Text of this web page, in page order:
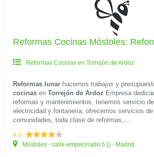
Reformas Cocinas Móstoles:
Reformas Cocinas en Torrejón de Ardoz
Reformas lunar hacemos trabajos y
cocinas en Torrejón de Ardoz Empresa
reformas y mantenimientos, tenemos servicio
electricidad y fontaneria, ofrecemos servicios
comunidades, toda clase de reformas,...
4.0
Móstoles - calle empecinado 5 () - Madrid